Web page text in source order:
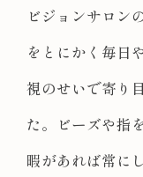
ビジョンサロン
をとにかく毎日
視のせいで寄り
た。ビーズや指
暇があれば常に